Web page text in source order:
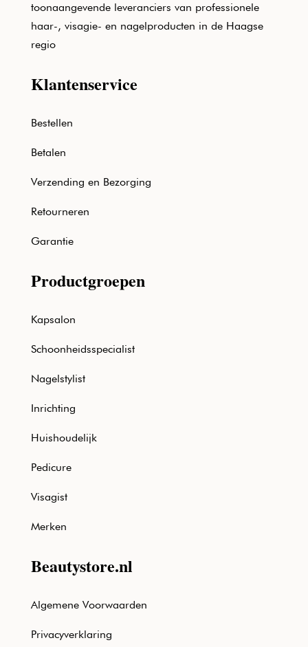
toonaangevende leveranciers van professionele
haar-, visagie- en nagelproducten in de Haagse
regio
Klantenservice
Bestellen
Betalen
Verzending en Bezorging
Retourneren
Garantie
Productgroepen
Kapsalon
Schoonheidsspecialist
Nagelstylist
Inrichting
Huishoudelijk
Pedicure
Visagist
Merken
Beautystore.nl
Algemene Voorwaarden
Privacyverklaring